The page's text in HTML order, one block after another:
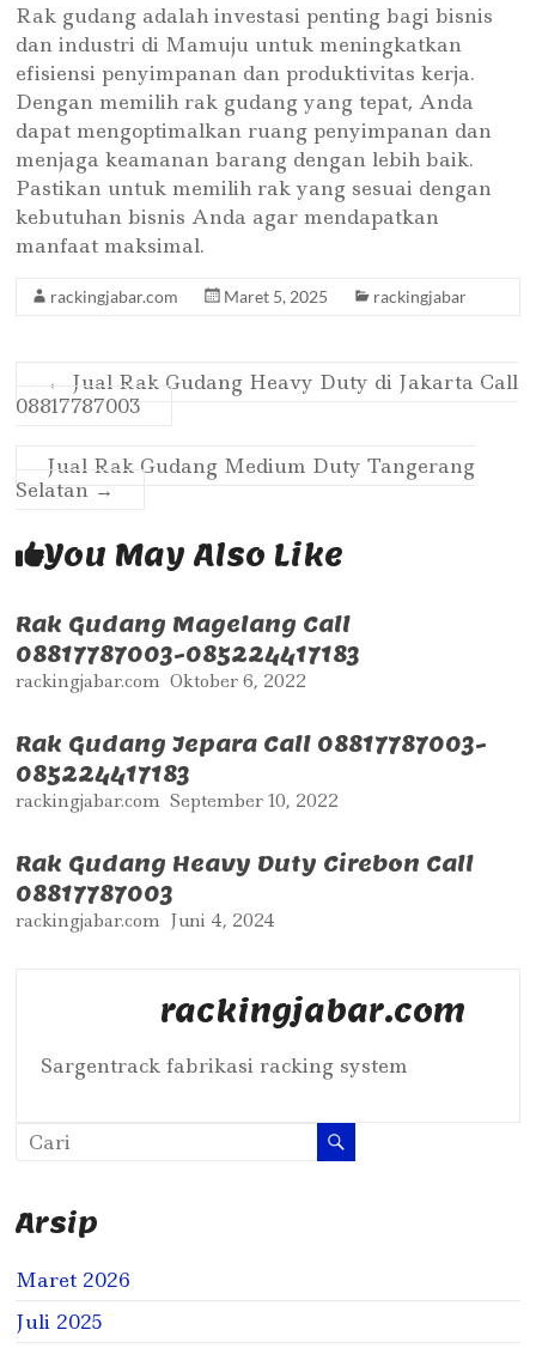
Rak gudang adalah investasi penting bagi bisnis
dan industri di Mamuju untuk meningkatkan
efisiensi penyimpanan dan produktivitas kerja.
Dengan memilih rak gudang yang tepat, Anda
dapat mengoptimalkan ruang penyimpanan dan
menjaga keamanan barang dengan lebih baik.
Pastikan untuk memilih rak yang sesuai dengan
kebutuhan bisnis Anda agar mendapatkan
manfaat maksimal.
rackingjabar.com Maret 5, 2025 rackingjabar
←
Jual Rak Gudang Heavy Duty di Jakarta Call
08817787003
Jual Rak Gudang Medium Duty Tangerang
Selatan →
You May Also Like
Rak Gudang Magelang Call
08817787003-085224417183
rackingjabar.com Oktober 6, 2022
Rak Gudang Jepara Call 08817787003-
085224417183
rackingjabar.com September 10, 2022
Rak Gudang Heavy Duty Cirebon Call
08817787003
rackingjabar.com Juni 4, 2024
rackingjabar.com
Sargentrack fabrikasi racking system
Arsip
Maret 2026
Juli 2025